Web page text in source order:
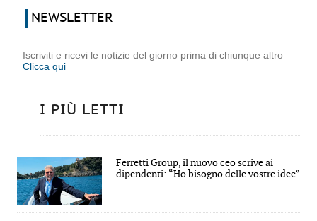
NEWSLETTER
Iscriviti e ricevi le notizie del giorno prima di chiunque altro
Clicca qui
I PIÙ LETTI
Ferretti Group, il nuovo ceo scrive ai
dipendenti: “Ho bisogno delle vostre idee”